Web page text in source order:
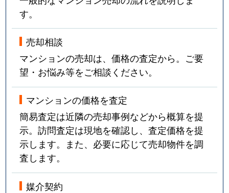
す。
売却相談
マンションの売却は、価格の査定から。ご要
望・お悩み等をご相談ください。
マンションの価格を査定
簡易査定は近隣の売却事例などから概算を提
示。訪問査定は現地を確認し、査定価格を提
示します。また、必要に応じて売却物件を調
査します。
媒介契約